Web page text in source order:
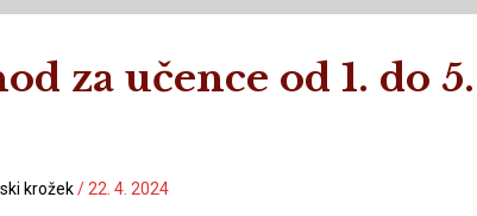
za učence od 1. do
krožek/22. 4. 2024